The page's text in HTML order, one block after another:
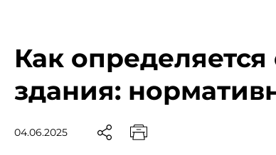
Как определяется
здания:
04.06.2025